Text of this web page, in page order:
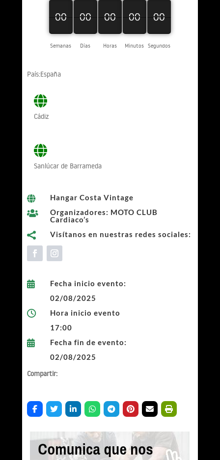
00
00
00
Semanas
00
00
00
Días
00
00
00
Horas
00
00
00
Minutos
00
00
00
Segundos
País:España
Cádiz
Sanlúcar de Barrameda

Hangar Costa Vintage

Organizadores: MOTO CLUB
Cardiaco’s

Visítanos en nuestras redes sociales:

Fecha inicio evento:
02/08/2025

Hora inicio evento
17:00

Fecha fin de evento:
02/08/2025
Compartir: